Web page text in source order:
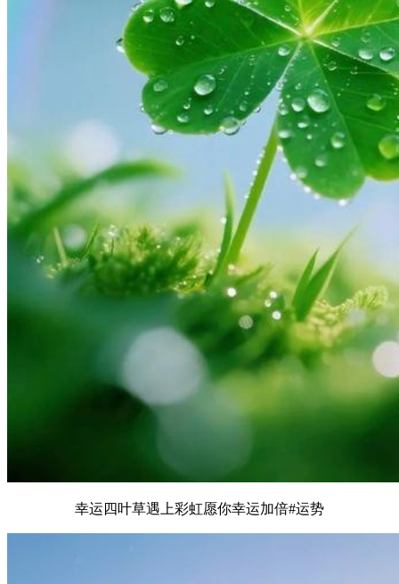
幸运四叶草遇上彩虹愿你幸运加倍#运势